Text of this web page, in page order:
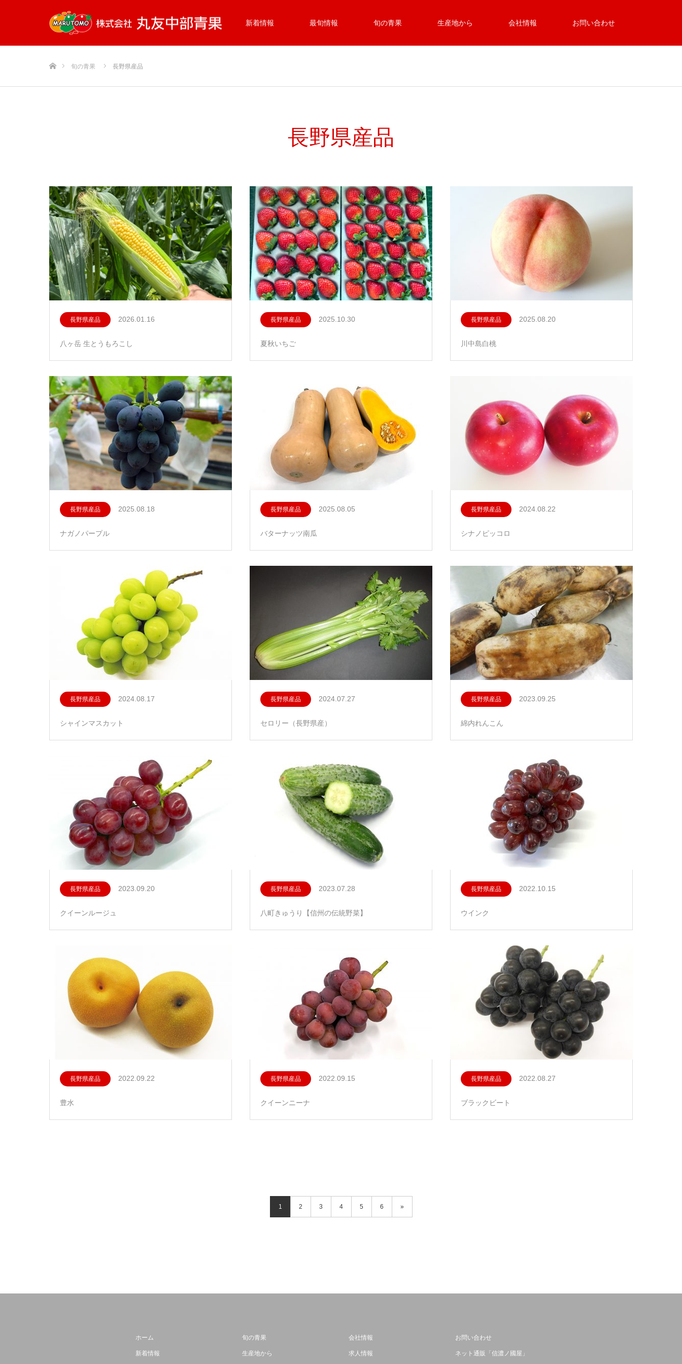
新着情報 最旬情報 旬の青果 生産地から 会社情報 お問い合わせ
旬の青果 長野県産品
長野県産品
長野県産品 2026.01.16
八ヶ岳 生とうもろこし
長野県産品 2025.10.30
夏秋いちご
長野県産品 2025.08.20
川中島白桃
長野県産品 2025.08.18
ナガノパープル
長野県産品 2025.08.05
バターナッツ南瓜
長野県産品 2024.08.22
シナノピッコロ
長野県産品 2024.08.17
シャインマスカット
長野県産品 2024.07.27
セロリー（長野県産）
長野県産品 2023.09.25
綿内れんこん
長野県産品 2023.09.20
クイーンルージュ
長野県産品 2023.07.28
八町きゅうり【信州の伝統野菜】
長野県産品 2022.10.15
ウインク
長野県産品 2022.09.22
豊水
長野県産品 2022.09.15
クイーンニーナ
長野県産品 2022.08.27
ブラックビート
1 2 3 4 5 6 »
ホーム
新着情報
旬の青果
生産地から
会社情報
求人情報
お問い合わせ
ネット通販「信濃ノ國屋」